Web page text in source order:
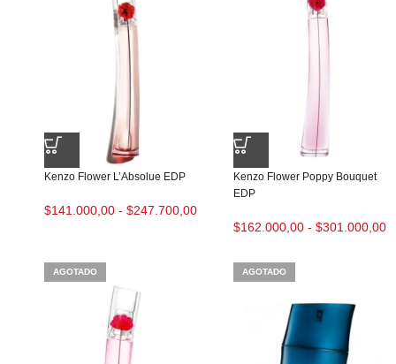
Kenzo Flower L’Absolue EDP
$141.000,00 - $247.700,00
Kenzo Flower Poppy Bouquet
EDP
$162.000,00 - $301.000,00
AGOTADO AGOTADO